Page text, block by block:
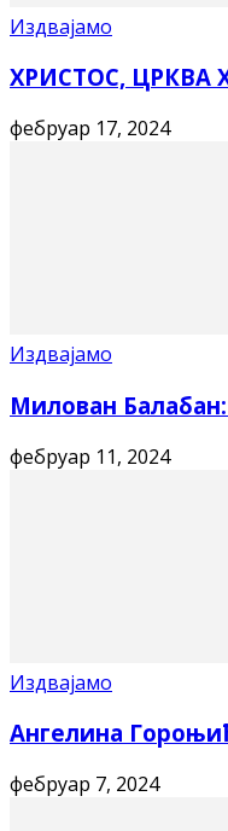
Издвајамо
ХРИСТОС, ЦРКВА
фебруар 17, 2024
Издвајамо
Милован
фебруар 11, 2024
Издвајамо
Ангелина
фебруар 7, 2024